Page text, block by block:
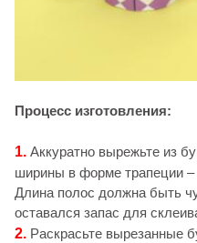
Процесс изготовления:
1. Аккуратно вырежьте из
ширины в форме трапеции
Длина полос должна быть
оставался запас для
2. Раскрасьте вырезанные